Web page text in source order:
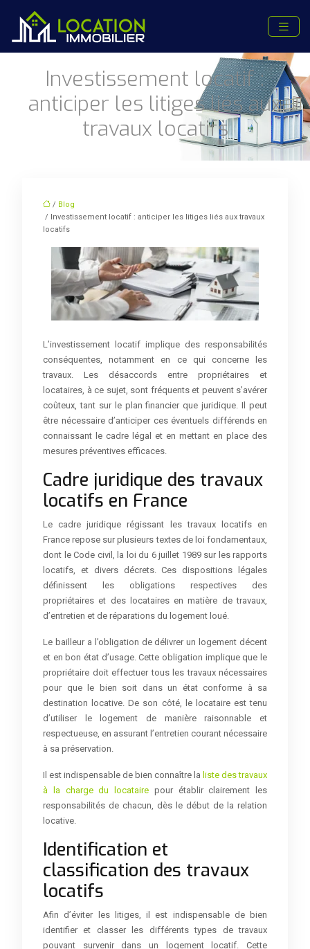
Investissement locatif :
anticiper les litiges liés aux
travaux locatifs
/ Blog
/ Investissement locatif : anticiper les litiges liés aux travaux
locatifs
L’investissement locatif implique des responsabilités
conséquentes, notamment en ce qui concerne les
travaux. Les désaccords entre propriétaires et
locataires, à ce sujet, sont fréquents et peuvent s’avérer
coûteux, tant sur le plan financier que juridique. Il peut
être nécessaire d’anticiper ces éventuels différends en
connaissant le cadre légal et en mettant en place des
mesures préventives efficaces.
Cadre juridique des travaux
locatifs en France
Le cadre juridique régissant les travaux locatifs en
France repose sur plusieurs textes de loi fondamentaux,
dont le Code civil, la loi du 6 juillet 1989 sur les rapports
locatifs, et divers décrets. Ces dispositions légales
définissent les obligations respectives des
propriétaires et des locataires en matière de travaux,
d’entretien et de réparations du logement loué.
Le bailleur a l’obligation de délivrer un logement décent
et en bon état d’usage. Cette obligation implique que le
propriétaire doit effectuer tous les travaux nécessaires
pour que le bien soit dans un état conforme à sa
destination locative. De son côté, le locataire est tenu
d’utiliser le logement de manière raisonnable et
respectueuse, en assurant l’entretien courant nécessaire
à sa préservation.
Il est indispensable de bien connaître la liste des travaux
à la charge du locataire pour établir clairement les
responsabilités de chacun, dès le début de la relation
locative.
Identification et
classification des travaux
locatifs
Afin d’éviter les litiges, il est indispensable de bien
identifier et classer les différents types de travaux
pouvant survenir dans un logement locatif. Cette